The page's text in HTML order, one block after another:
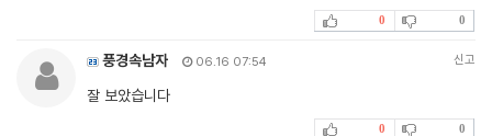
0 0
풍경속남자 06.16 07:54 신고
잘 보았습니다
0 0